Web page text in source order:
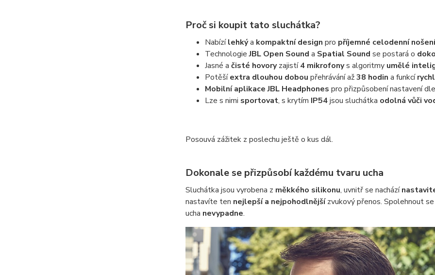
Proč si koupit tato sluchátka?
Nabízílehkýa kompaktní design pro příjemné celodenní nošení
TechnologieJBL Open Sound a Spatial Sound se postará o
Jasné a čisté hovoryzajistí4 mikrofonys algoritmyumělé
Potěšíextra dlouhou dobou přehrávání až38 hodin a funkcí
Mobilní aplikace JBL Headphones pro přizpůsobení nastavení
Lze s nimi sportovat, s krytím IP54jsou sluchátka odolná vůči
Posouvá zážitek z poslechu ještě o kus dál.
Dokonale se přizpůsobí každému tvaru ucha
Sluchátka jsou vyrobena z měkkého silikonu, uvnitř se nachází
nastavíte ten nejlepší a nejpohodlnějšízvukový přenos. Spolehnout
ucha nevypadne.